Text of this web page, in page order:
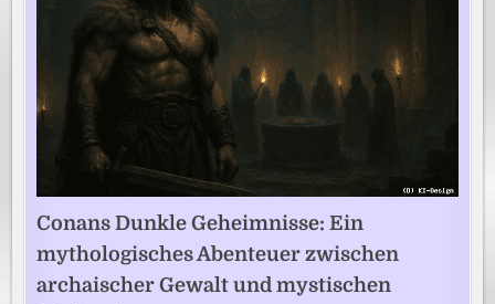
Conans Dunkle Geheimnisse: Ein
mythologisches Abenteuer zwischen
archaischer Gewalt und mystischen